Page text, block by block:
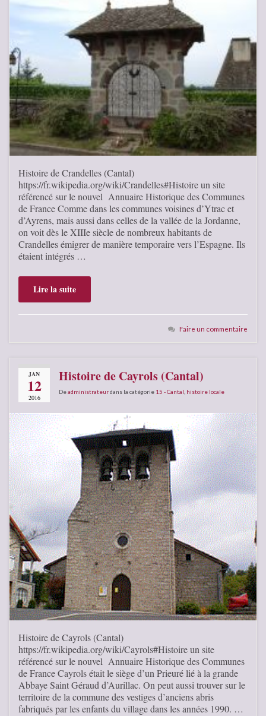
Histoire de Crandelles (Cantal)
https://fr.wikipedia.org/wiki/Crandelles#Histoire un site
référencé sur le nouvel Annuaire Historique des Communes
de France Comme dans les communes voisines d’Ytrac et
d’Ayrens, mais aussi dans celles de la vallée de la Jordanne,
on voit dès le XIIIe siècle de nombreux habitants de
Crandelles émigrer de manière temporaire vers l’Espagne. Ils
étaient intégrés …
Lire la suite
Faire un commentaire
JAN
12
2016
Histoire de Cayrols (Cantal)
Deadministrateurdans la catégorie 15 - Cantal, histoire locale
Histoire de Cayrols (Cantal)
https://fr.wikipedia.org/wiki/Cayrols#Histoire un site
référencé sur le nouvel Annuaire Historique des Communes
de France Cayrols était le siège d’un Prieuré lié à la grande
Abbaye Saint Géraud d’Aurillac. On peut aussi trouver sur le
territoire de la commune des vestiges d’anciens abris
fabriqués par les enfants du village dans les années 1990. …